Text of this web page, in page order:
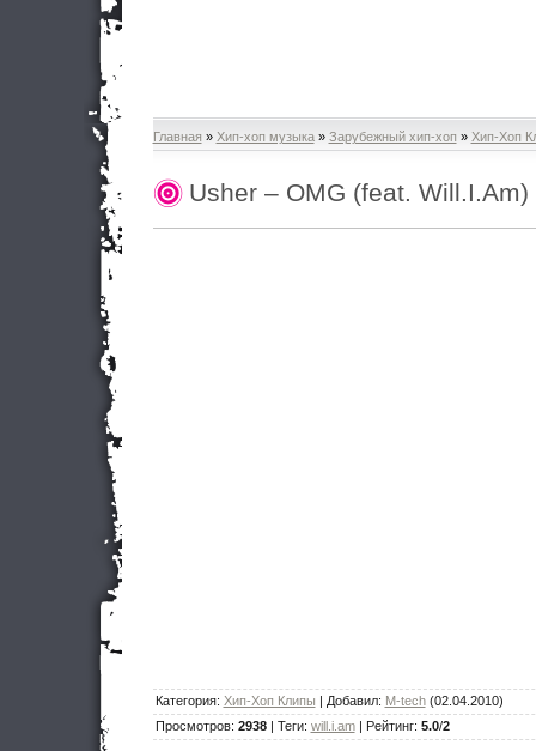
Главная » Хип-хоп музыка» Зарубежный хип-хоп » Хип-Хоп
Usher – OMG (feat. Will.I.Am)
Категория: Хип-Хоп Клипы | Добавил: M-tech(02.04.2010)
Просмотров: 2938| Теги: will.i.am| Рейтинг: 5.0/2